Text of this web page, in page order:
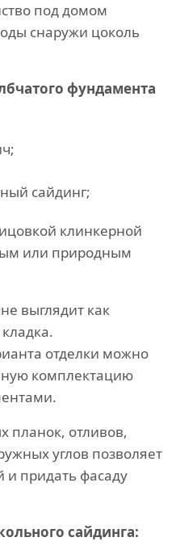
под домом
снаружи цоколь
фундамента
сайдинг;
клинкерной
или природным
выглядит как
отделки можно
комплектацию
планок, отливов,
углов позволяет
и придать фасаду
сайдинга: